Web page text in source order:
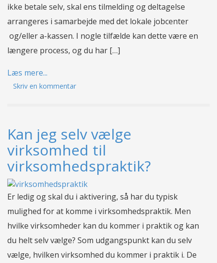
ikke betale selv, skal ens tilmelding og deltagelse
arrangeres i samarbejde med det lokale jobcenter
og/eller a-kassen. I nogle tilfælde kan dette være en
længere process, og du har […]
Læs mere...
Skriv en kommentar
Kan jeg selv vælge
virksomhed til
virksomhedspraktik?
Er ledig og skal du i aktivering, så har du typisk
mulighed for at komme i virksomhedspraktik. Men
hvilke virksomheder kan du kommer i praktik og kan
du helt selv vælge? Som udgangspunkt kan du selv
vælge, hvilken virksomhed du kommer i praktik i. De